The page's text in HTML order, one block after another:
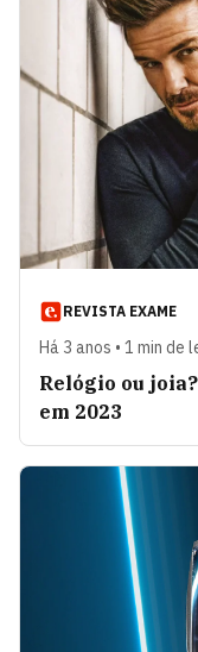
REVISTA EXAME
Há 3 anos • 1 min de
Relógio ou
em 2023